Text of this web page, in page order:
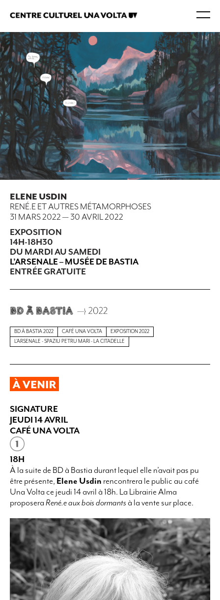
ELENE USDIN
RENÉ.E ET AUTRES MÉTAMORPHOSES
31 MARS 2022 — 30 AVRIL 2022
EXPOSITION
14H-18H30
DU MARDI AU SAMEDI
L’ARSENALE – MUSÉE DE BASTIA
ENTRÉE GRATUITE
BD À BASTIA 2022 CAFÉ UNA VOLTA
EXPOSITION 2022
L'ARSENALE - SPAZIU PETRU MARI - LA CITADELLE
SIGNATURE
JEUDI 14 AVRIL
CAFÉ UNA VOLTA
18H
À la suite de BD à Bastia durant lequel elle n’avait pas pu
être présente, Elene Usdin rencontrera le public au café
Una Volta ce jeudi 14 avril à 18h. La Librairie Alma
proposera René.e aux bois dormants à la vente sur place.